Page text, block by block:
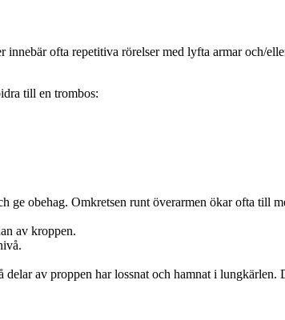
ofta repetitiva rörelser med lyfta armar och/
till en trombos:
ge obehag. Omkretsen runt överarmen ökar ofta till
av kroppen.
av proppen har lossnat och hamnat i lungkärlen.